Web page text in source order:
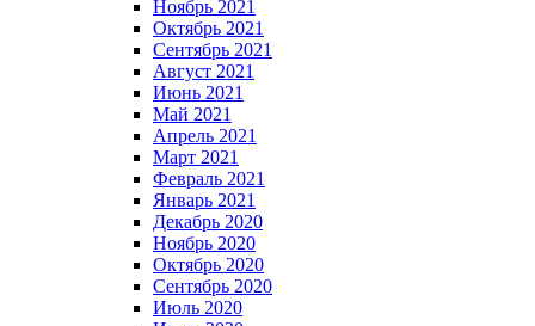
Ноябрь 2021
Октябрь 2021
Сентябрь 2021
Август 2021
Июнь 2021
Май 2021
Апрель 2021
Март 2021
Февраль 2021
Январь 2021
Декабрь 2020
Ноябрь 2020
Октябрь 2020
Сентябрь 2020
Июль 2020